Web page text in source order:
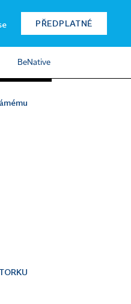
PŘEDPLATNÉ
BeNative